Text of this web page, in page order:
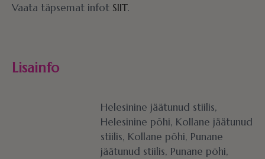
Vaata täpsemat infot SIIT.
Lisainfo
Helesinine jäätunud stiilis,
Helesinine põhi, Kollane jäätunud
stiilis, Kollane põhi, Punane
jäätunud stiilis, Punane põhi,